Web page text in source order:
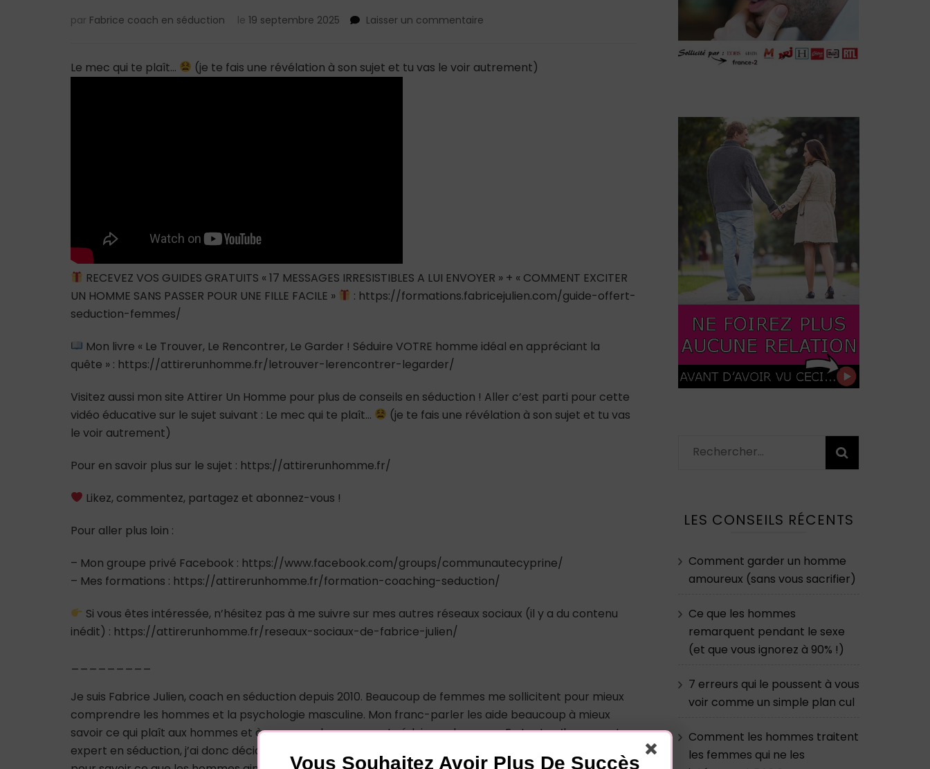
par Fabrice coach en séduction le 19 septembre 2025 Laisser un commentaire
qui
le
voir
Le mec qui te plaît… (je te fais une révélation à son sujet et tu vas le voir autrement)
RECEVEZ VOS GUIDES GRATUITS « 17 MESSAGES IRRESISTIBLES A LUI ENVOYER » + « COMMENT EXCITER
UN HOMME SANS PASSER POUR UNE FILLE FACILE »
: https://formations.fabricejulien.com/guide-offert-
seduction-femmes/
Mon livre « Le Trouver, Le Rencontrer, Le Garder ! Séduire VOTRE homme idéal en appréciant la
quête » : https://attirerunhomme.fr/letrouver-lerencontrer-legarder/
Visitez aussi mon site Attirer Un Homme pour plus de conseils en séduction ! Aller c’est parti pour cette
vidéo éducative sur le sujet suivant : Le mec qui te plaît…
(je te fais une révélation à son sujet et tu vas
le voir autrement)
Pour en savoir plus sur le sujet : https://attirerunhomme.fr/
Likez, commentez, partagez et abonnez-vous !
Pour aller plus loin :
– Mon groupe privé Facebook : https://www.facebook.com/groups/communautecyprine/
– Mes formations : https://attirerunhomme.fr/formation-coaching-seduction/
Si vous êtes intéressée, n’hésitez pas à me suivre sur mes autres réseaux sociaux (il y a du contenu
inédit) : https://attirerunhomme.fr/reseaux-sociaux-de-fabrice-julien/
Je suis Fabrice Julien, coach en séduction depuis 2010. Beaucoup de femmes me sollicitent pour mieux
comprendre les hommes et la psychologie masculine. Mon franc-parler les aide beaucoup à mieux
savoir ce qui plaît aux hommes et à comprendre comment séduire un homme… En tant qu’homme et
expert en séduction, j’ai donc décidé de créer cette chaîne sur laquelle vous trouverez toutes les clés
Rechercher :
LES CONSEILS RÉCENTS
Comment garder un homme
amoureux (sans vous sacrifier)
Ce que les hommes
remarquent pendant le sexe
(et que vous ignorez à 90% !)
7 erreurs qui le poussent à vous
voir comme un simple plan cul
Comment les hommes traitent
les femmes qui ne les
Vous Souhaitez Avoir Plus De Succès